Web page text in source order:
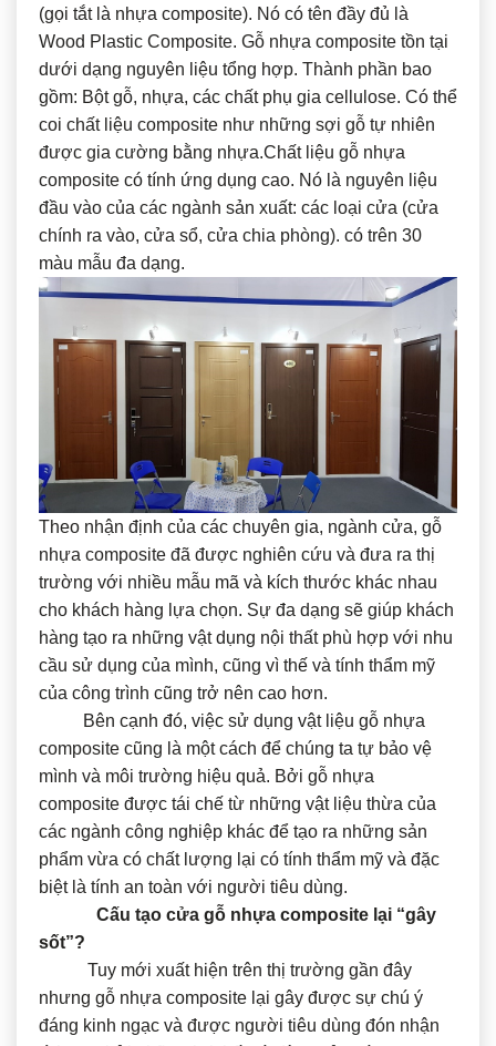
(gọi tắt là nhựa composite). Nó có tên đầy đủ là
Wood Plastic Composite. Gỗ nhựa composite tồn tại
dưới dạng nguyên liệu tổng hợp. Thành phần bao
gồm: Bột gỗ, nhựa, các chất phụ gia cellulose. Có thể
coi chất liệu composite như những sợi gỗ tự nhiên
được gia cường bằng nhựa.Chất liệu gỗ nhựa
composite có tính ứng dụng cao. Nó là nguyên liệu
đầu vào của các ngành sản xuất: các loại cửa (cửa
chính ra vào, cửa sổ, cửa chia phòng). có trên 30
màu mẫu đa dạng.
Theo nhận định của các chuyên gia, ngành cửa, gỗ
nhựa composite đã được nghiên cứu và đưa ra thị
trường với nhiều mẫu mã và kích thước khác nhau
cho khách hàng lựa chọn. Sự đa dạng sẽ giúp khách
hàng tạo ra những vật dụng nội thất phù hợp với nhu
cầu sử dụng của mình, cũng vì thế và tính thẩm mỹ
của công trình cũng trở nên cao hơn.
Bên cạnh đó, việc sử dụng vật liệu gỗ nhựa
composite cũng là một cách để chúng ta tự bảo vệ
mình và môi trường hiệu quả. Bởi gỗ nhựa
composite được tái chế từ những vật liệu thừa của
các ngành công nghiệp khác để tạo ra những sản
phẩm vừa có chất lượng lại có tính thẩm mỹ và đặc
biệt là tính an toàn với người tiêu dùng.
Cấu tạo cửa gỗ nhựa composite lại “gây
sốt”?
Tuy mới xuất hiện trên thị trường gần đây
nhưng gỗ nhựa composite lại gây được sự chú ý
đáng kinh ngạc và được người tiêu dùng đón nhận